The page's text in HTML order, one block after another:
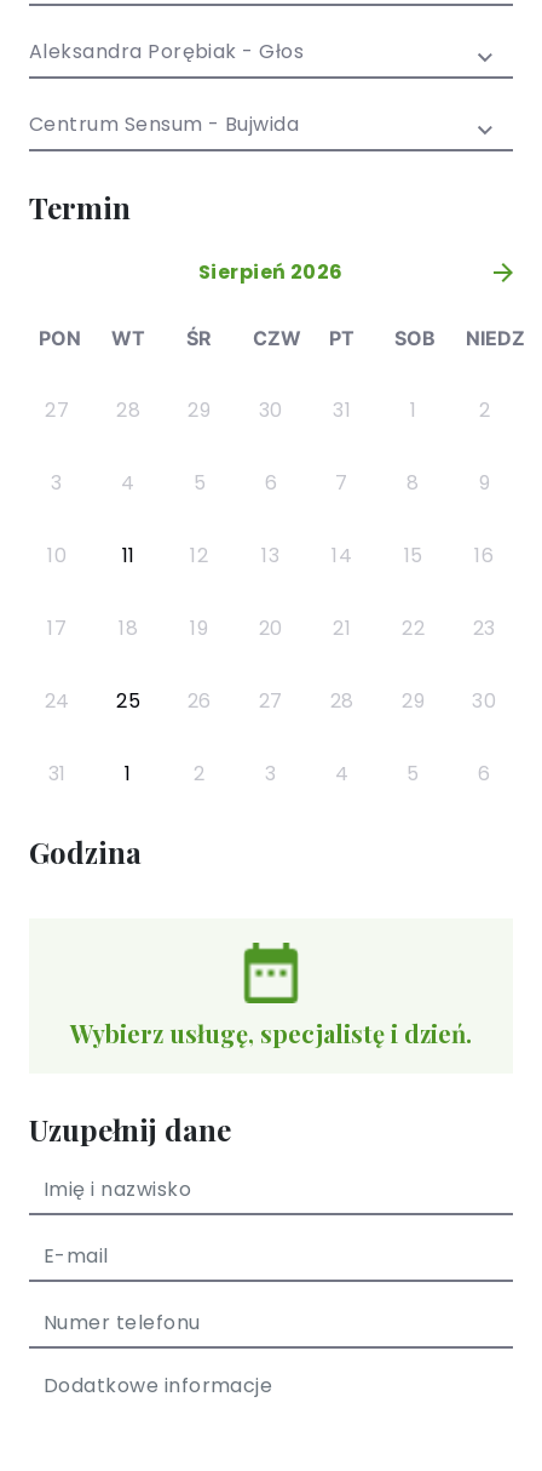
młodzieży
Aleksandra Porębiak - Głos
Centrum Sensum - Bujwida
Termin
Sierpień 2026 »
PON WT ŚR CZW PT SOB NIEDZ
27 28 29 30 31 1 2
3 4 5 6 7 8 9
10 11 12 13 14 15 16
17 18 19 20 21 22 23
24 25 26 27 28 29 30
31 1 2 3 4 5 6
Godzina
Wybierz usługę, specjalistę i dzień.
Uzupełnij dane